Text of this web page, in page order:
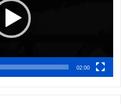
02:00